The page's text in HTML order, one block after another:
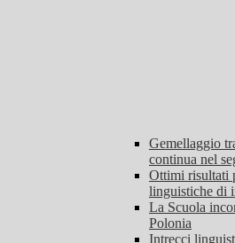
Gemellaggio
continua nel
Ottimi risultati
linguistiche di
La Scuola
Polonia
Intrecci